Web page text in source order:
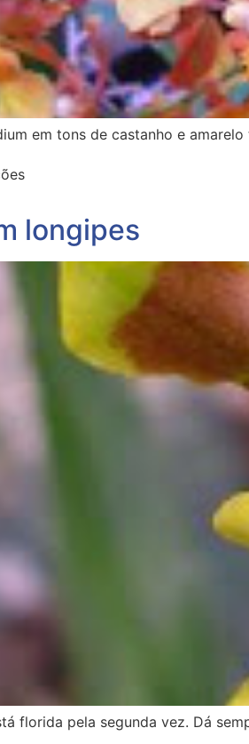
em tons de castanho e
longipes
florida pela segunda vez. Dá